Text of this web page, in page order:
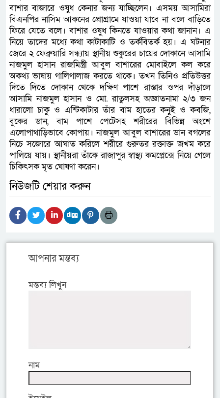
বাশার বাজারে ওষুধ কেনার জন্য যাচ্ছিলেন। এসময় আসামিরা
বিএনপির নাসিম আকনের প্রোগ্রামে যাওয়া যাবে না বলে বাড়িতে
ফিরে যেতে বলে। বাশার ওষুধ কিনতে যাওয়ার কথা জানান। এ
নিয়ে তাদের মধ্যে কথা কাটাকাটি ও তর্কবিতর্ক হয়। এ ঘটনার
জেরে ২ ফেব্রুয়ারি সন্ধ্যায় স্থানীয় শুকুরের চায়ের দোকানে আসামি
নাজমুল হাসান রাজমিস্ত্রী আবুল বাশারের মোবাইলে কল করে
অকথ্য ভাষায় গালিগালাজ করতে থাকে। তখন তিনিও প্রতিউত্তর
দিতে দিতে দোকান থেকে দক্ষিণ পাশে রাস্তার ওপর দাঁড়ালে
আসামি নাজমুল হাসান ও মো. রাতুলসহ অজ্ঞাতনামা ২/৩ জন
ধারালো চাকু ও এন্টিকাটার তাঁর বাম হাতের কনুই ও কবজি,
বুকের ডান, বাম পাশে পেটেসহ শরীরের বিভিন্ন অংশে
এলোপাথাড়িভাবে কোপায়। নাজমুল আবুল বাশারের ডান বগলের
নিচে সজোরে আঘাত করিলে শরীরে গুরুতর রক্তাক্ত জখম করে
পালিয়ে যায়। স্থানীয়রা তাঁকে রাজাপুর স্বাস্থ্য কমপ্লেক্সে নিয়ে গেলে
চিকিৎসক মৃত ঘোষণা করেন।
নিউজটি শেয়ার করুন
আপনার মন্তব্য
মন্তব্য লিখুন
নাম